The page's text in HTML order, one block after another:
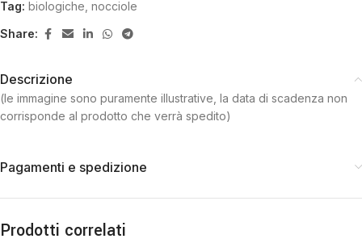
Tag: biologiche nocciole
Share:
Descrizione
(le immagine sono puramente illustrative, la data di scadenza non
corrisponde al prodotto che verrà spedito)
Pagamenti e spedizione
Prodotti correlati